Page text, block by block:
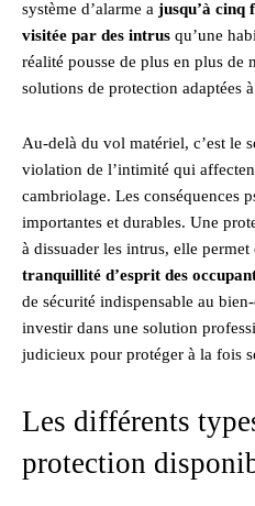
système d’alarme a jusqu’à cinq
visitée par des intrus qu’une
réalité pousse de plus en plus de
solutions de protection adaptées
Au-delà du vol matériel, c’est le
violation de l’intimité qui
cambriolage. Les conséquences
importantes et durables. Une
à dissuader les intrus, elle permet
tranquillité d’esprit des
de sécurité indispensable au
investir dans une solution
judicieux pour protéger à la fois
Les différents
protection